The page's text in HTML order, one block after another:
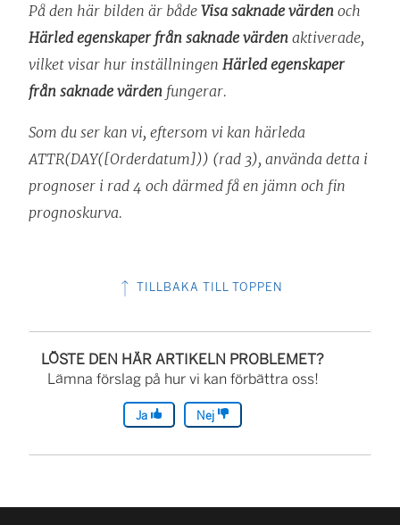
På den här bilden är både Visa saknade värden och
Härled egenskaper från saknade värden aktiverade,
vilket visar hur inställningen Härled egenskaper
från saknade värden fungerar.
Som du ser kan vi, eftersom vi kan härleda
ATTR(DAY([Orderdatum])) (rad 3), använda detta i
prognoser i rad 4 och därmed få en jämn och fin
prognoskurva.
TILLBAKA TILL TOPPEN
LÖSTE DEN HÄR ARTIKELN PROBLEMET?
Lämna förslag på hur vi kan förbättra oss!
Ja Nej